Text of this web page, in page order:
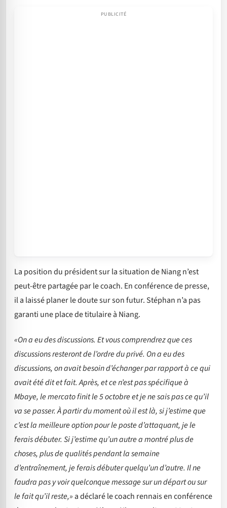
La position du président sur la situation de Niang n’est
peut-être partagée par le coach. En conférence de presse,
il a laissé planer le doute sur son futur. Stéphan n’a pas
garanti une place de titulaire à Niang.
«On a eu des discussions. Et vous comprendrez que ces
discussions resteront de l’ordre du privé. On a eu des
discussions, on avait besoin d’échanger par rapport à ce qui
avait été dit et fait. Après, et ce n’est pas spécifique à
Mbaye, le mercato finit le 5 octobre et je ne sais pas ce qu’il
va se passer. À partir du moment où il est là, si j’estime que
c’est la meilleure option pour le poste d’attaquant, je le
ferais débuter. Si j’estime qu’un autre a montré plus de
choses, plus de qualités pendant la semaine
d’entraînement, je ferais débuter quelqu’un d’autre. Il ne
faudra pas y voir quelconque message sur un départ ou sur
le fait qu’il reste,»a déclaré le coach rennais en conférence